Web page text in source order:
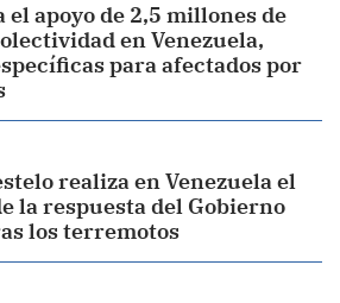
el apoyo de 2,5 millones de
en Venezuela,
para afectados por
realiza en Venezuela el
la respuesta del Gobierno
los terremotos